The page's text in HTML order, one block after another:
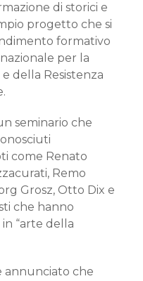
di storici e
progetto che si
formativo
per la
della Resistenza
seminario che
come Renato
Remo
Grosz, Otto Dix e
che hanno
“arte della
annunciato che